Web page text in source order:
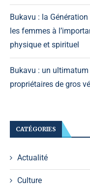
Bukavu : la
les femmes à
physique et spirituel
Bukavu : un
propriétaires de gros
CATÉGORIES
Actualité
Culture